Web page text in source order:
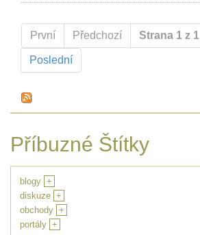
První Předchozí Strana 1 z 1
Poslední
Příbuzné Štítky
blogy +
diskuze +
obchody +
portály +